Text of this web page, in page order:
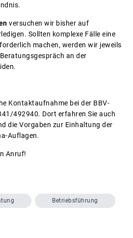
versuchen wir bisher auf
Sollten komplexe Fälle eine
machen, werden wir jeweils
an der
Kontaktaufnahme bei der BBV-
492940. Dort erfahren Sie auch
die Vorgaben zur Einhaltung der
Auflagen.
Anruf!
Betriebsführung